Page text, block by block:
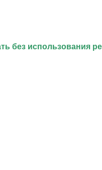
без использования